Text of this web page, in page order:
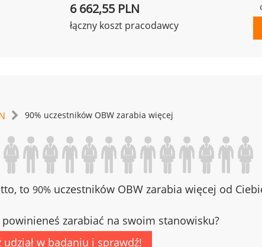
6 662,55 PLN
łączny koszt pracodawcy
90% uczestników OBW zarabia więcej
to 90%uczestników OBW zarabia więcej od
powinieneś zarabiać na swoim stanowisku?
udział w badaniu i sprawdź!